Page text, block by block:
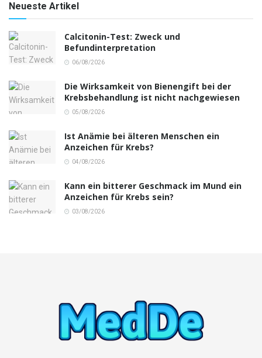
Neueste Artikel
Calcitonin-Test: Zweck und
Befundinterpretation
06/08/2026
Die Wirksamkeit von Bienengift bei der
Krebsbehandlung ist nicht nachgewiesen
05/08/2026
Ist Anämie bei älteren Menschen ein
Anzeichen für Krebs?
04/08/2026
Kann ein bitterer Geschmack im Mund ein
Anzeichen für Krebs sein?
03/08/2026